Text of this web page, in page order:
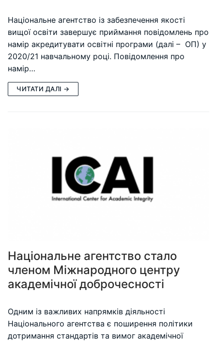
Національне агентство із забезпечення якості
вищої освіти завершує приймання повідомлень про
намір акредитувати освітні програми (далі – ОП) у
2020/21 навчальному році. Повідомлення про
намір…
ЧИТАТИ ДАЛІ →
Національне агентство стало
членом Міжнародного центру
академічної доброчесності
Одним із важливих напрямків діяльності
Національного агентства є поширення політики
дотримання стандартів та вимог академічної